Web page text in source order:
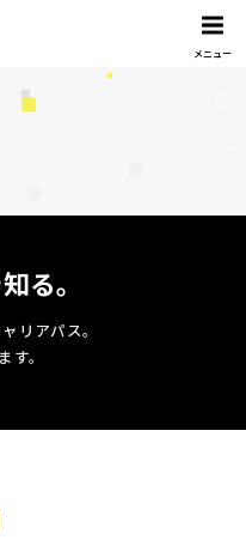
る。
リアパス。
す。